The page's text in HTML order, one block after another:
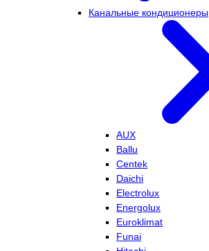
Канальные кондиционеры
AUX
Ballu
Centek
Daichi
Electrolux
Energolux
Euroklimat
Funai